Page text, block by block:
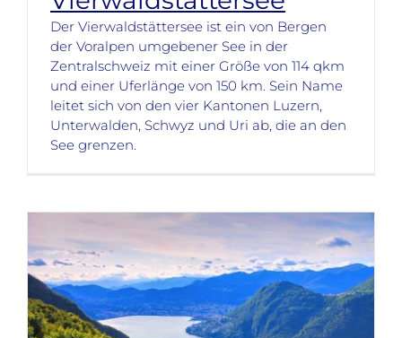
Der Vierwaldstättersee ist ein von Bergen
der Voralpen umgebener See in der
Zentralschweiz mit einer Größe von 114 qkm
und einer Uferlänge von 150 km. Sein Name
leitet sich von den vier Kantonen Luzern,
Unterwalden, Schwyz und Uri ab, die an den
See grenzen.